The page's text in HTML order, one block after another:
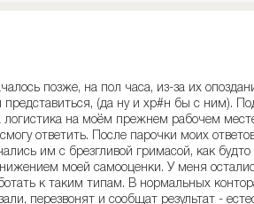
позже, на пол часа, из-за их
(да ну и хр#н бы с ним).
на моём прежнем рабочем
ответить. После парочки моих
им с брезгливой гримасой, как
моей самооценки. У меня
к таким типам. В нормальных
перезвонят и сообщат результат -